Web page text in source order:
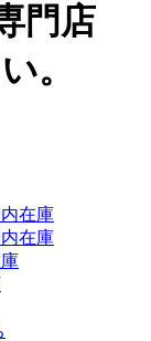
門店
。
在庫
在庫